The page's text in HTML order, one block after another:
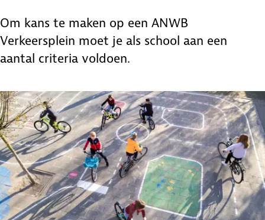
Om kans te maken op een ANWB
Verkeersplein moet je als school aan een
aantal criteria voldoen.